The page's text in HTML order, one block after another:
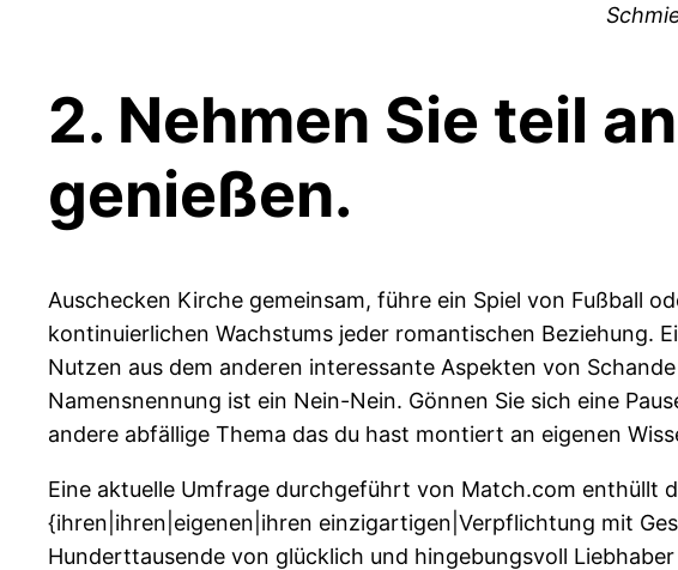
2. Nehmen Sie teil
genießen.
Auschecken Kirche gemeinsam, führe ein Spiel von Fußball
kontinuierlichen Wachstums jeder romantischen Beziehung.
Nutzen aus dem anderen interessante Aspekten von
Namensnennung ist ein Nein-Nein. Gönnen Sie sich eine
andere abfällige Thema das du hast montiert an eigenen
Eine aktuelle Umfrage durchgeführt von Match.com enthüllt
{ihren|ihren|eigenen|ihren einzigartigen|Verpflichtung mit
Hunderttausende von glücklich und hingebungsvoll